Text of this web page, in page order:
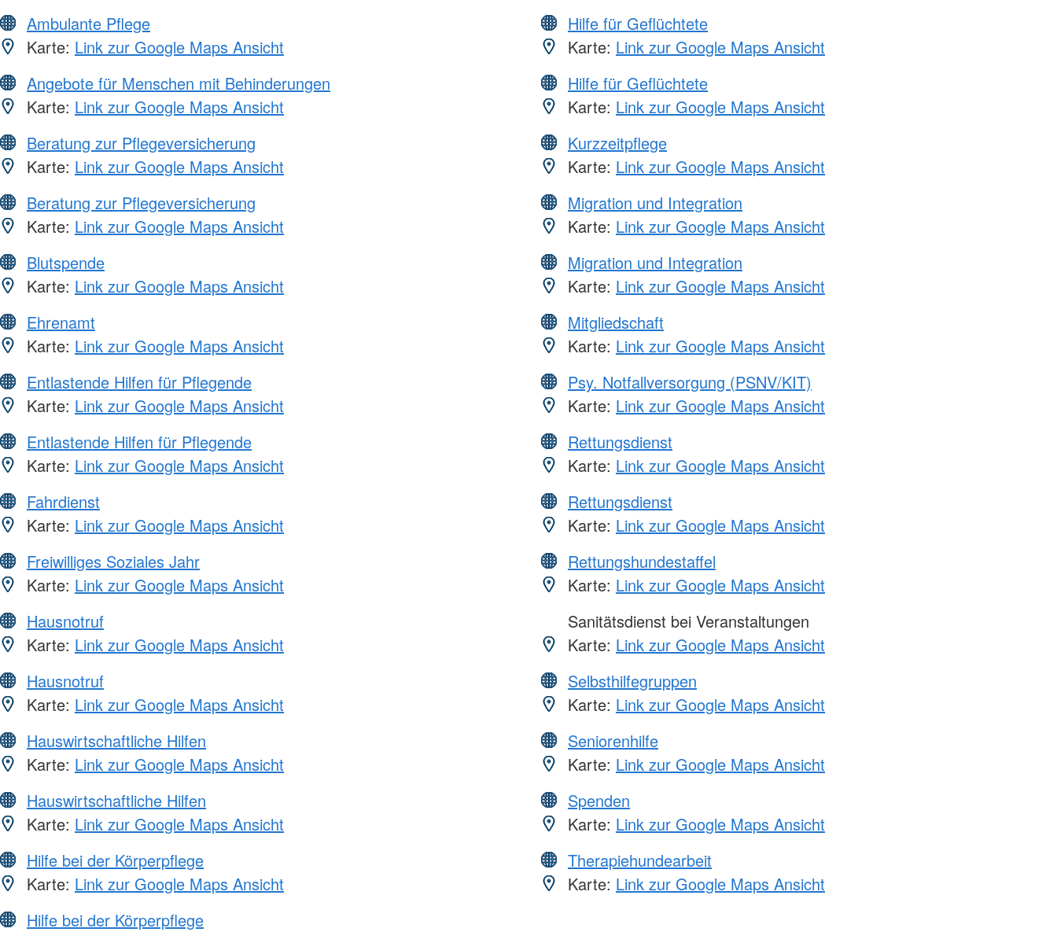
Ambulante Pflege
Karte: Link zur Google Maps Ansicht
Angebote für Menschen mit Behinderungen
Karte: Link zur Google Maps Ansicht
Beratung zur Pflegeversicherung
Karte: Link zur Google Maps Ansicht
Beratung zur Pflegeversicherung
Karte: Link zur Google Maps Ansicht
Blutspende
Karte: Link zur Google Maps Ansicht
Ehrenamt
Karte: Link zur Google Maps Ansicht
Entlastende Hilfen für Pflegende
Karte: Link zur Google Maps Ansicht
Entlastende Hilfen für Pflegende
Karte: Link zur Google Maps Ansicht
Fahrdienst
Karte: Link zur Google Maps Ansicht
Freiwilliges Soziales Jahr
Karte: Link zur Google Maps Ansicht
Hausnotruf
Karte: Link zur Google Maps Ansicht
Hausnotruf
Karte: Link zur Google Maps Ansicht
Hauswirtschaftliche Hilfen
Karte: Link zur Google Maps Ansicht
Hauswirtschaftliche Hilfen
Karte: Link zur Google Maps Ansicht
Hilfe bei der Körperpflege
Karte: Link zur Google Maps Ansicht
Hilfe bei der Körperpflege
Hilfe für Geflüchtete
Karte: Link zur Google Maps Ansicht
Hilfe für Geflüchtete
Karte: Link zur Google Maps Ansicht
Kurzzeitpflege
Karte: Link zur Google Maps Ansicht
Migration und Integration
Karte: Link zur Google Maps Ansicht
Migration und Integration
Karte: Link zur Google Maps Ansicht
Mitgliedschaft
Karte: Link zur Google Maps Ansicht
Psy. Notfallversorgung (PSNV/KIT)
Karte: Link zur Google Maps Ansicht
Rettungsdienst
Karte: Link zur Google Maps Ansicht
Rettungsdienst
Karte: Link zur Google Maps Ansicht
Rettungshundestaffel
Karte: Link zur Google Maps Ansicht
Sanitätsdienst bei Veranstaltungen
Karte: Link zur Google Maps Ansicht
Selbsthilfegruppen
Karte: Link zur Google Maps Ansicht
Seniorenhilfe
Karte: Link zur Google Maps Ansicht
Spenden
Karte: Link zur Google Maps Ansicht
Therapiehundearbeit
Karte: Link zur Google Maps Ansicht